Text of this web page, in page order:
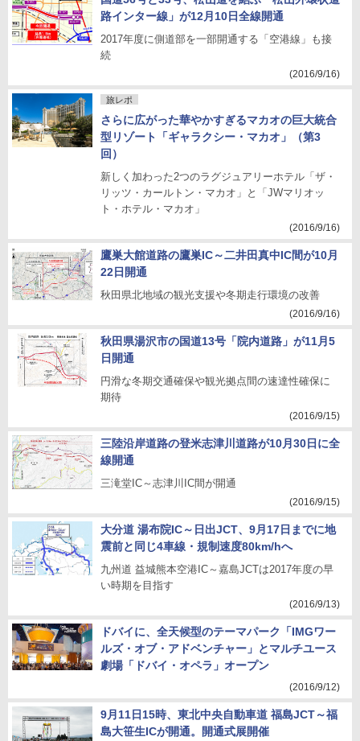
路インター線」が12月10日全線開通
2017年度に側道部を一部開通する「空港線」も接
続
(2016/9/16)
旅レポ
さらに広がった華やかすぎるマカオの巨大統合
型リゾート「ギャラクシー・マカオ」（第3
回）
新しく加わった2つのラグジュアリーホテル「ザ・
リッツ・カールトン・マカオ」と「JWマリオッ
ト・ホテル・マカオ」
(2016/9/16)
鷹巣大館道路の鷹巣IC～二井田真中IC間が10月
22日開通
秋田県北地域の観光支援や冬期走行環境の改善
(2016/9/16)
秋田県湯沢市の国道13号「院内道路」が11月5
日開通
円滑な冬期交通確保や観光拠点間の速達性確保に
期待
(2016/9/15)
三陸沿岸道路の登米志津川道路が10月30日に全
線開通
三滝堂IC～志津川IC間が開通
(2016/9/15)
大分道 湯布院IC～日出JCT、9月17日までに地
震前と同じ4車線・規制速度80km/hへ
九州道 益城熊本空港IC～嘉島JCTは2017年度の早
い時期を目指す
(2016/9/13)
ドバイに、全天候型のテーマパーク「IMGワー
ルズ・オブ・アドベンチャー」とマルチユース
劇場「ドバイ・オペラ」オープン
(2016/9/12)
9月11日15時、東北中央自動車道 福島JCT～福
島大笹生ICが開通。開通式展開催